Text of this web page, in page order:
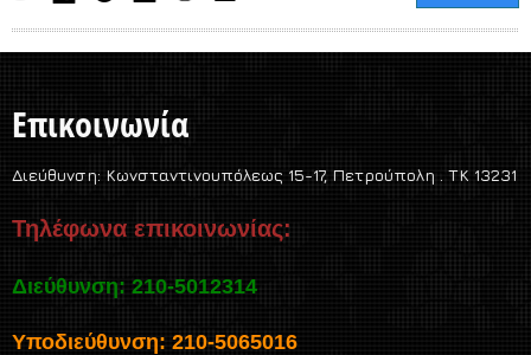
Επικοινωνία
Διεύθυνση: Κωνσταντινουπόλεως 15-17, Πετρούπολη . TK 13231
Τηλέφωνα επικοινωνίας:
Διεύθυνση: 210-5012314
Υποδιεύθυνση: 210-5065016